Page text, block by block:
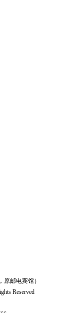
邮电宾馆）
Reserved